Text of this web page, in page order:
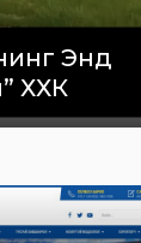
Энд
ХХК